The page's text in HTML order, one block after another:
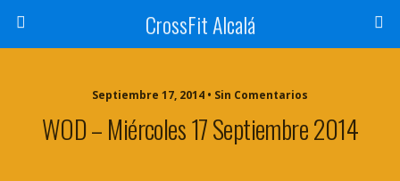
CrossFit Alcalá
Septiembre 17, 2014 • Sin Comentarios
WOD – Miércoles 17 Septiembre 2014